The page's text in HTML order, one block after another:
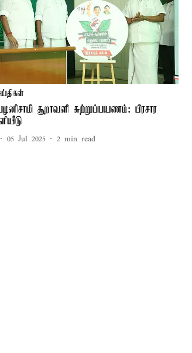
சூறாவளி சுற்றுப்பயணம்: பிரசார
05 Jul 2025 2 min read